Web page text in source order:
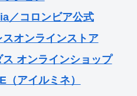
／コロンビア公式
スオンラインストア
ス オンラインショップ
（アイルミネ）